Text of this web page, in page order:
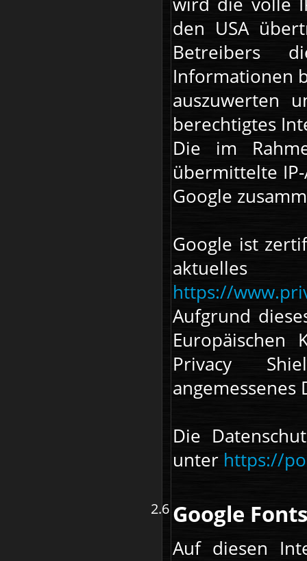
den USA
Betreibers
Informationen
auszuwerten
berechtigtes
Die im
übermittelte
Google
Google ist
https://
Aufgrund
Privacy
angemessenes
Die
unter https://
Google Fonts
Auf diesen